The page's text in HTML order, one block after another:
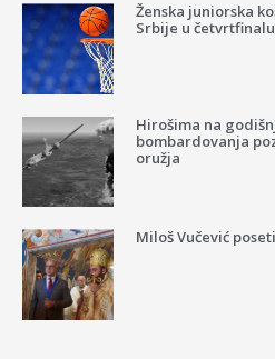
Ženska juniorska
Srbije u
Hirošima na
bombardovanja
oružja
Miloš Vučević